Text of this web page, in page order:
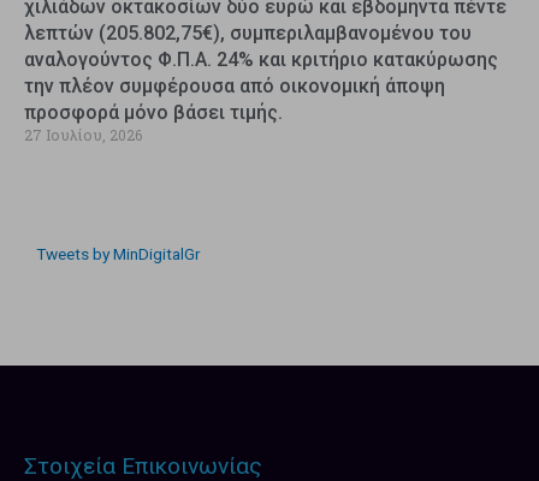
χιλιάδων οκτακοσίων δύο ευρώ και εβδομήντα πέντε
λεπτών (205.802,75€), συμπεριλαμβανομένου του
αναλογούντος Φ.Π.Α. 24% και κριτήριο κατακύρωσης
την πλέον συμφέρουσα από οικονομική άποψη
προσφορά μόνο βάσει τιμής.
27 Ιουλίου, 2026
Tweets by MinDigitalGr
Στοιχεία Επικοινωνίας